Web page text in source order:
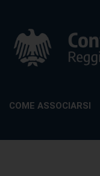
COME ASSOCIARSI